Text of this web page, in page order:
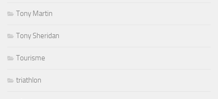
Tony Martin
Tony Sheridan
Tourisme
triathlon